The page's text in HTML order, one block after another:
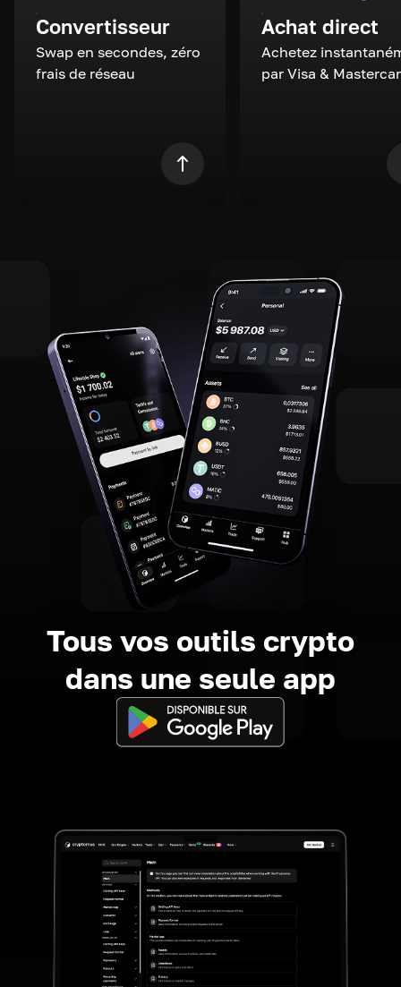
Convertisseur
Swap en secondes, zéro
frais de réseau
Achat direct
Achetez
par Visa &
Tous vos outils crypto
dans une seule app